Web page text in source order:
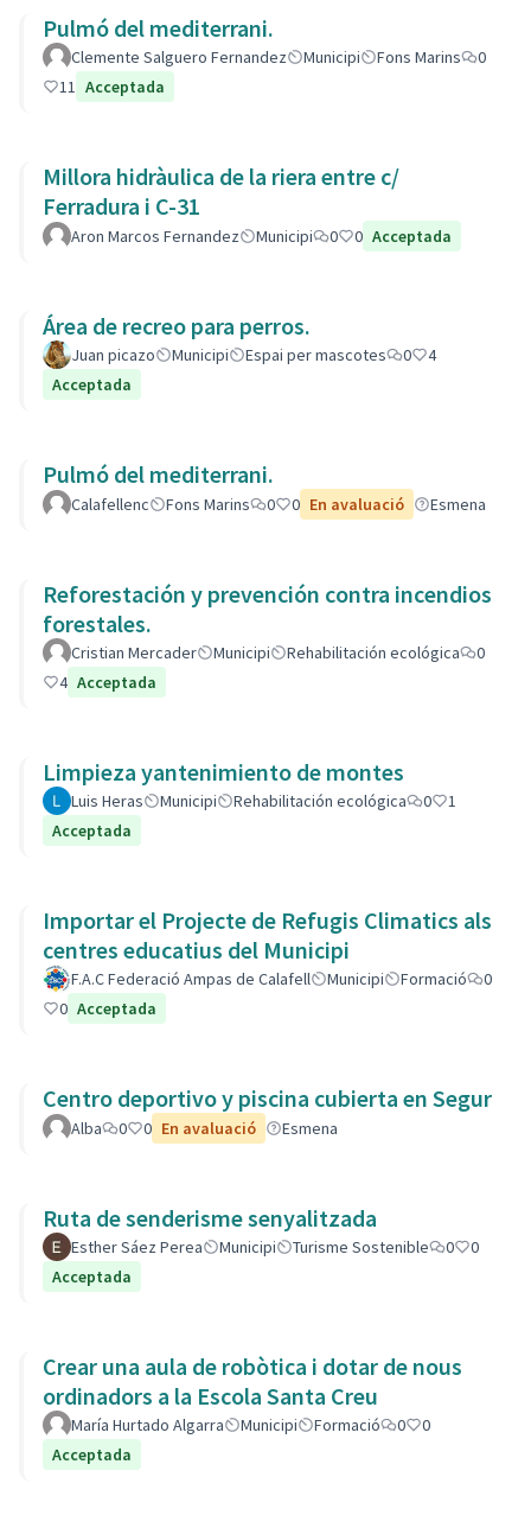
Pulmó del mediterrani.
Clemente Salguero Fernandez Municipi Fons Marins
0
11 Acceptada
Millora hidràulica de la riera entre c/
Ferradura i C-31
Aron Marcos Fernandez Municipi 0 0 Acceptada
Área de recreo para perros.
Juan picazo Municipi Espai per mascotes 0
4
Acceptada
Pulmó del mediterrani.
Calafellenc Fons Marins 0 0 En avaluació Esmena
Reforestación y prevención contra incendios
forestales.
Cristian Mercader Municipi Rehabilitación ecológica
0
4 Acceptada
Limpieza yantenimiento de montes
Luis Heras Municipi Rehabilitación ecológica 0
1
Acceptada
Importar el Projecte de Refugis Climatics als
centres educatius del Municipi
F.A.C Federació Ampas de Calafell Municipi Formació
0
0 Acceptada
Centro deportivo y piscina cubierta en Segur
Alba 0 0 En avaluació Esmena
Ruta de senderisme senyalitzada
Esther Sáez Perea Municipi Turisme Sostenible 0
0
Acceptada
Crear una aula de robòtica i dotar de nous
ordinadors a la Escola Santa Creu
María Hurtado Algarra Municipi Formació 0
0
Acceptada